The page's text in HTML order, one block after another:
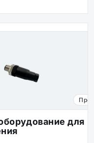
для